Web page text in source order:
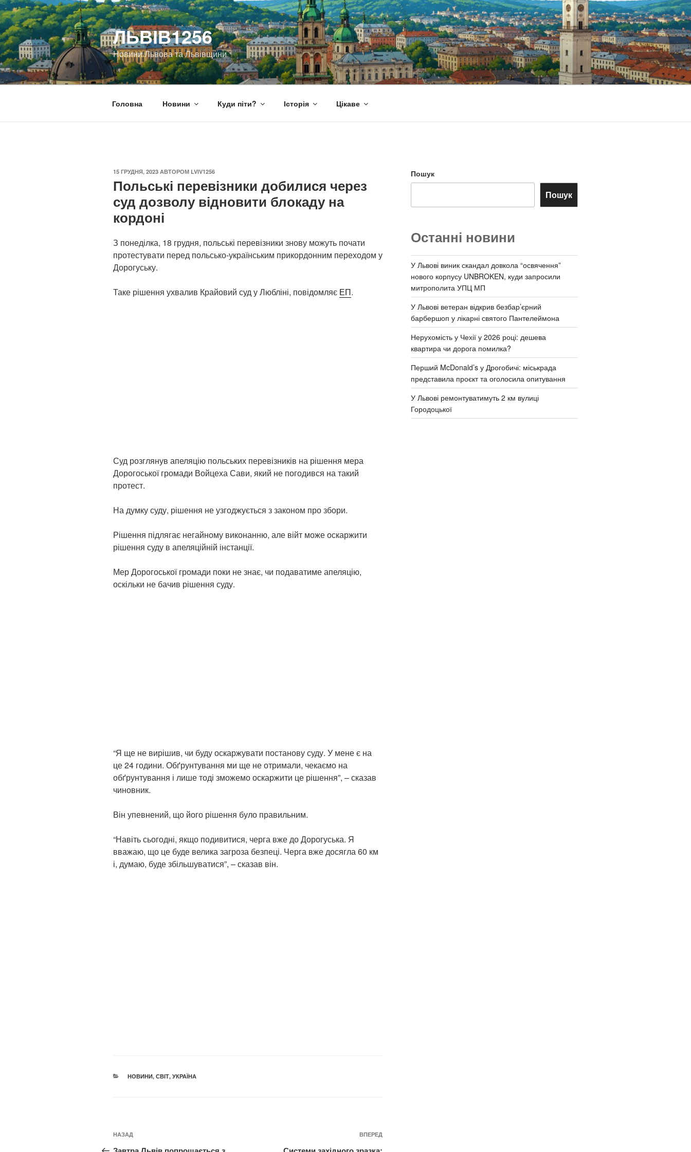
Перейти
до
вмісту
ЛЬВІВ1256
Новини Львова та Львівщини
Головна Новини Куди піти? Історія Цікаве
ОПУБЛІКОВАНО
15 ГРУДНЯ, 2023 АВТОРОМ LVIV1256
Польські перевізники добилися через
суд дозволу відновити блокаду на
кордоні
З понеділка, 18 грудня, польські перевізники знову можуть почати
протестувати перед польсько-українським прикордонним переходом у
Дорогуську.
Таке рішення ухвалив Крайовий суд у Любліні, повідомляє ЕП.
Суд розглянув апеляцію польських перевізників на рішення мера
Дорогоської громади Войцеха Сави, який не погодився на такий
протест.
На думку суду, рішення не узгоджується з законом про збори.
Рішення підлягає негайному виконанню, але війт може оскаржити
рішення суду в апеляційній інстанції.
Мер Дорогоської громади поки не знає, чи подаватиме апеляцію,
оскільки не бачив рішення суду.
“Я ще не вирішив, чи буду оскаржувати постанову суду. У мене є на
це 24 години. Обґрунтування ми ще не отримали, чекаємо на
обґрунтування і лише тоді зможемо оскаржити це рішення”, – сказав
чиновник.
Він упевнений, що його рішення було правильним.
“Навіть сьогодні, якщо подивитися, черга вже до Дорогуська. Я
вважаю, що це буде велика загроза безпеці. Черга вже досягла 60 км
і, думаю, буде збільшуватися”, – сказав він.
КАТЕГОРІЇ
НОВИНИ, СВІТ, УКРАЇНА
Навігація
записів
Попередній
запис:
НАЗАД
Наступний
ВПЕРЕД
Пошук
Пошук
Останні новини
У Львові виник скандал довкола “освячення”
нового корпусу UNBROKEN, куди запросили
митрополита УПЦ МП
У Львові ветеран відкрив безбар’єрний
барбершоп у лікарні святого Пантелеймона
Нерухомість у Чехії у 2026 році: дешева
квартира чи дорога помилка?
Перший McDonald’s у Дрогобичі: міськрада
представила проєкт та оголосила опитування
У Львові ремонтуватимуть 2 км вулиці
Городоцької